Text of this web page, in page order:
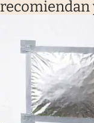
recomiendan